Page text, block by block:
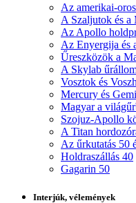
Az amerikai-
A Szaljutok és a
Az Apollo
Az Enyergija és
Űreszközök a
A Skylab
Vosztok és
Mercury és
Magyar a
Szojuz-Apollo
A Titan
Az űrkutatás 50
Holdraszállás 40
Gagarin 50
Interjúk, vélemények